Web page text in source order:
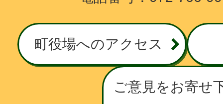
A
T
町役場へのアクセス
ご意見をお寄せ